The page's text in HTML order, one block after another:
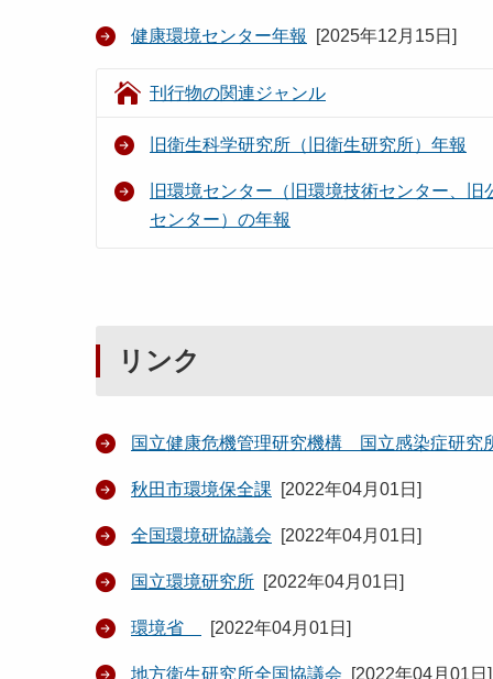
健康環境センター年報 [2025年12月15日 ]
刊行物の関連ジャンル
旧衛生科学研究所（旧衛生研究所）年報
旧環境センター（旧環境技術センター、旧
センター）の年報
リンク
国立健康危機管理研究機構 国立感染症研究
秋田市環境保全課 [2022年04月01日 ]
全国環境研協議会 [2022年04月01日 ]
国立環境研究所 [2022年04月01日 ]
環境省 [2022年04月01日 ]
地方衛生研究所全国協議会 [2022年04月01日 ]